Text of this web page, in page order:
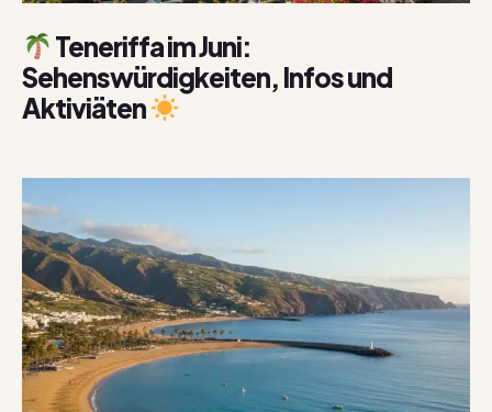
Teneriffa im Juni:
Sehenswürdigkeiten, Infos und
Aktiviäten